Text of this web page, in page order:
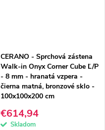
CERANO - Sprchová zástena
Walk-in Onyx Corner Cube Ľ/P
- 8 mm - hranatá vzpera -
čierna matná, bronzové sklo -
100x100x200 cm
€614,94
Skladom